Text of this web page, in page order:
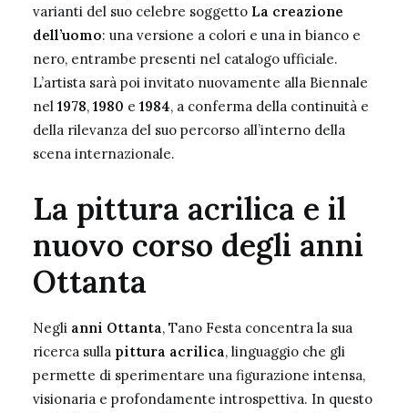
varianti del suo celebre soggetto La creazione
dell’uomo: una versione a colori e una in bianco e
nero, entrambe presenti nel catalogo ufficiale.
L’artista sarà poi invitato nuovamente alla Biennale
nel 1978, 1980 e 1984, a conferma della continuità e
della rilevanza del suo percorso all’interno della
scena internazionale.
La pittura acrilica e il
nuovo corso degli anni
Ottanta
Negli anni Ottanta, Tano Festa concentra la sua
ricerca sulla pittura acrilica, linguaggio che gli
permette di sperimentare una figurazione intensa,
visionaria e profondamente introspettiva. In questo